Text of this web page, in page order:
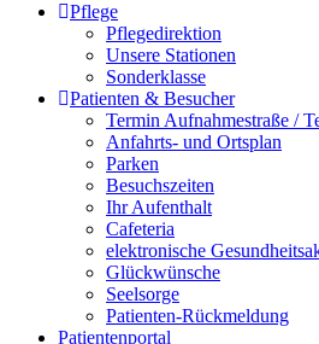
Pflege
Pflegedirektion
Unsere Stationen
Sonderklasse
Patienten & Besucher
Termin Aufnahmestraße /
Anfahrts- und Ortsplan
Parken
Besuchszeiten
Ihr Aufenthalt
Cafeteria
elektronische
Glückwünsche
Seelsorge
Patienten-Rückmeldung
Patientenportal